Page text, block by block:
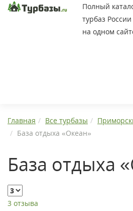
Полный
турбаз России
на одном
Главная Все турбазы
База отдыха «Океан»
База отдыха
3 отзыва